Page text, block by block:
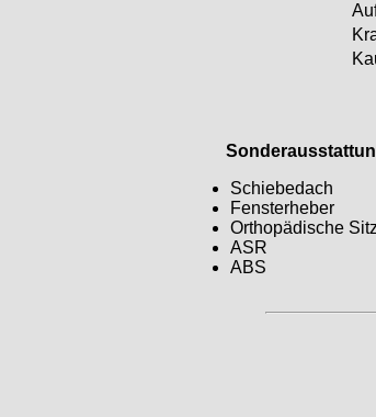
Schiebedach
Fensterheber
Orthopädische
ASR
ABS